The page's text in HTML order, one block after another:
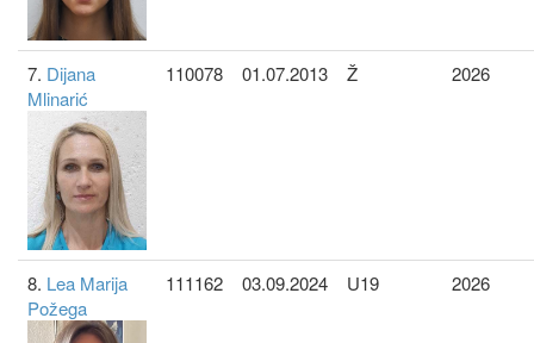
7. Dijana
Mlinarić
110078 01.07.2013 Ž 2026
8. Lea Marija
Požega
111162 03.09.2024 U19 2026